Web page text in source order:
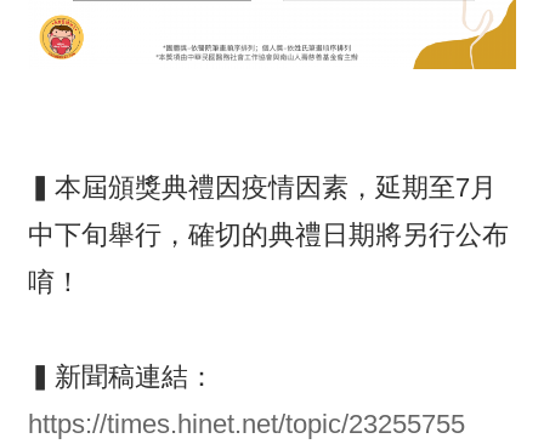
▍本屆頒獎典禮因疫情因素，延期至7月
中下旬舉行，確切的典禮日期將另行公布
唷！
▍新聞稿連結：
https://times.hinet.net/topic/23255755